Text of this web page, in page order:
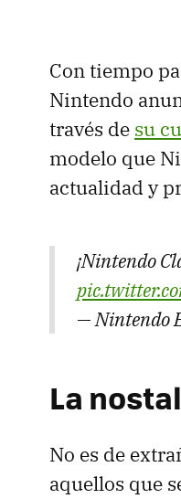
Con tiempo
Nintendo
través de su
modelo que
actualidad y
¡Nintendo
— Nintendo
La
No es de
aquellos que